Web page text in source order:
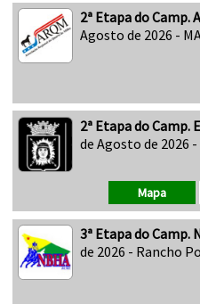
2ª Etapa do Camp.
Agosto de 2026 -
2ª Etapa do Camp.
de Agosto de 2026
Mapa
3ª Etapa do Camp.
de 2026 - Rancho